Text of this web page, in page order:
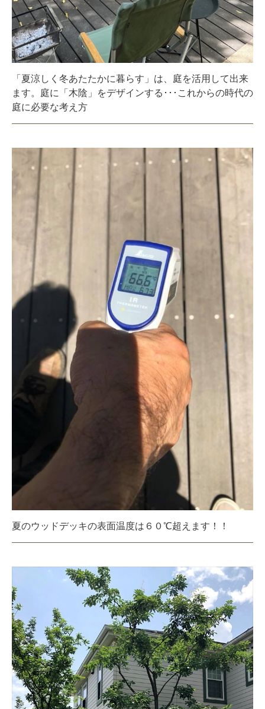
「夏涼しく冬あたたかに暮らす」は、庭を活用して出来
ます。庭に「木陰」をデザインする･･･これからの時代の
庭に必要な考え方
夏のウッドデッキの表面温度は６０℃超えます！！